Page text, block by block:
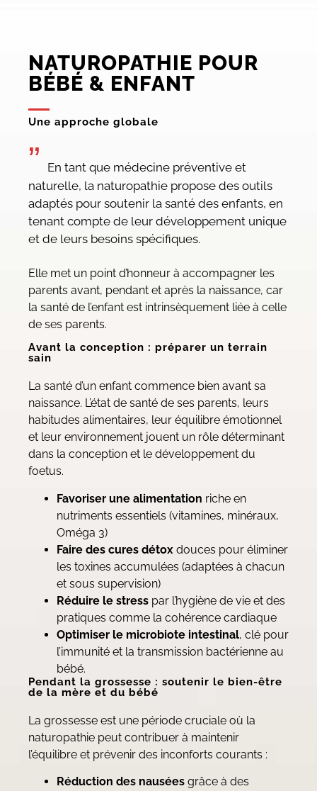
NATUROPATHIE POUR
BÉBÉ & ENFANT
Une approche globale
”
En tant que médecine préventive et
naturelle, la naturopathie propose des outils
adaptés pour soutenir la santé des enfants, en
tenant compte de leur développement unique
et de leurs besoins spécifiques.
Elle met un point d’honneur à accompagner les
parents avant, pendant et après la naissance, car
la santé de l’enfant est intrinsèquement liée à celle
de ses parents.
Avant la conception : préparer un terrain
sain
La santé d’un enfant commence bien avant sa
naissance. L’état de santé de ses parents, leurs
habitudes alimentaires, leur équilibre émotionnel
et leur environnement jouent un rôle déterminant
dans la conception et le développement du
foetus.
Favoriser une alimentation riche en
nutriments essentiels (vitamines, minéraux,
Oméga 3)
Faire des cures détox douces pour éliminer
les toxines accumulées (adaptées à chacun
et sous supervision)
Réduire le stress par l’hygiène de vie et des
pratiques comme la cohérence cardiaque
Optimiser le microbiote intestinal, clé pour
l’immunité et la transmission bactérienne au
bébé.
Pendant la grossesse : soutenir le bien-être
de la mère et du bébé
La grossesse est une période cruciale où la
naturopathie peut contribuer à maintenir
l’équilibre et prévenir des inconforts courants :
Réduction des nausées grâce à des